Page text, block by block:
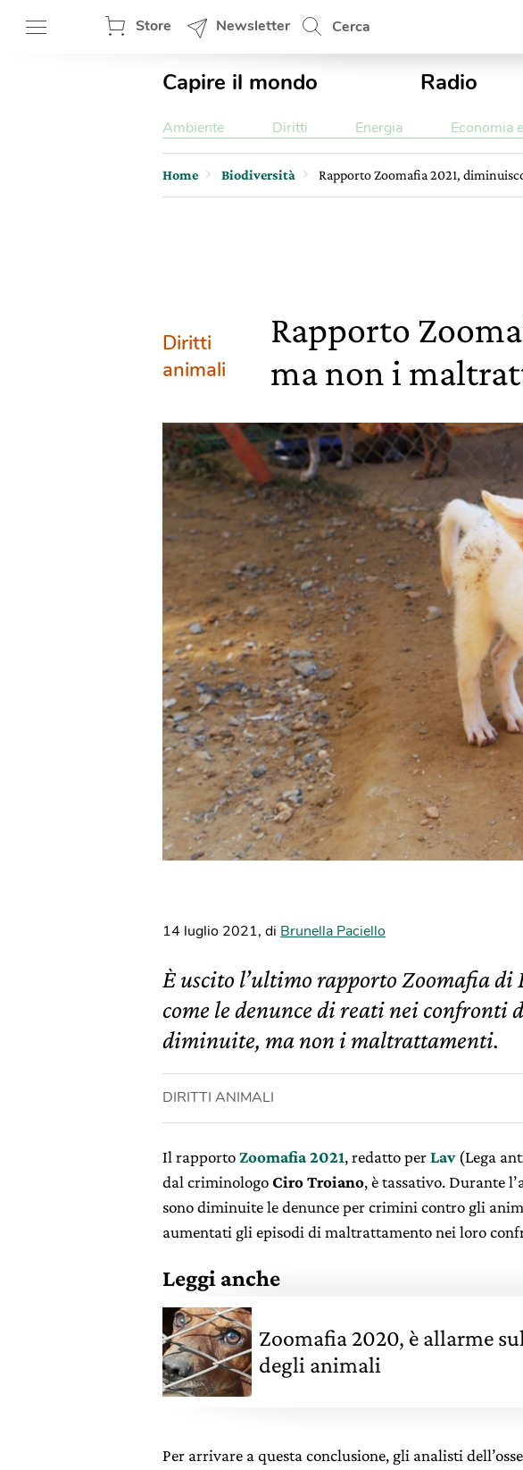
Store Newsletter Cerca
Capire il mondo Radio
Ambiente Diritti Energia Economia
Home Biodiversità Rapporto Zoomafia 2021,
Diritti
animali
Rapporto
ma non i
14 luglio 2021, di Brunella Paciello
È uscito l’ultimo rapporto Zoomafia di
come le denunce di reati nei confronti
diminuite, ma non i maltrattamenti.
DIRITTI ANIMALI
Il rapportoZoomafia 2021, redatto perLav(Lega
dal criminologoCiro Troiano, è tassativo. Durante
sono diminuite le denunce per crimini contro gli
aumentati gli episodi di maltrattamento nei loro
Leggi anche
Zoomafia 2020, è allarme
degli animali
Per arrivare a questa conclusione, gli analisti